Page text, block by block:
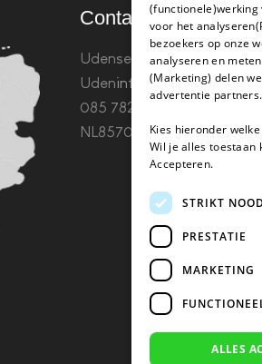
Contact
Udenseweg 8B 5405 PA
Udeninfo(@)koffie-
085 782 5578KvK
NL857053759B01
(functionele)werking
voor het
bezoekers op onze
analyseren en
(Marketing) delen
advertentie partners.
Kies hieronder
Wil je alles toestaan
Accepteren.
STRIKT
PRESTATIE
MARKETING
ALLES